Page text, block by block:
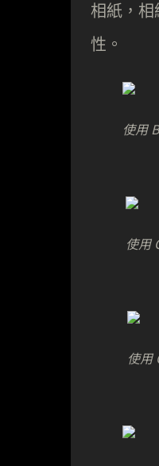
相紙，相
性。
使用
使用
使用